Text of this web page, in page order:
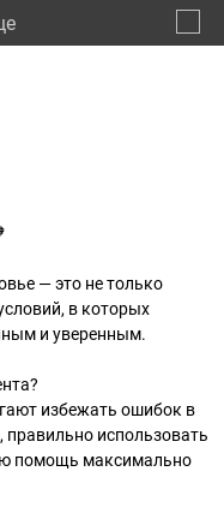
— это не только
в которых
и уверенным.
избежать ошибок в
правильно использовать
помощь максимально